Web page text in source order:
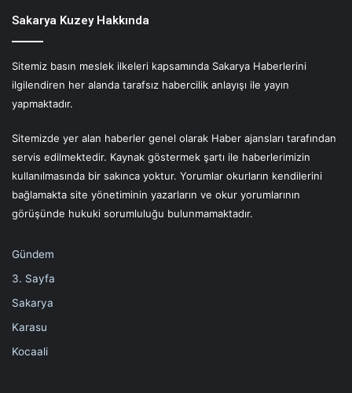
Sakarya Kuzey Hakkında
Sitemiz basın meslek ilkeleri kapsamında Sakarya Haberlerini
ilgilendiren her alanda tarafsız habercilik anlayışı ile yayın
yapmaktadır.
Sitemizde yer alan haberler genel olarak Haber ajansları tarafından
servis edilmektedir. Kaynak göstermek şartı ile haberlerimizin
kullanılmasında bir sakınca yoktur. Yorumlar okurların kendilerini
bağlamakta site yönetiminin yazarların ve okur yorumlarının
görüşünde hukuki sorumluluğu bulunmamaktadır.
Gündem
3. Sayfa
Sakarya
Karasu
Kocaali